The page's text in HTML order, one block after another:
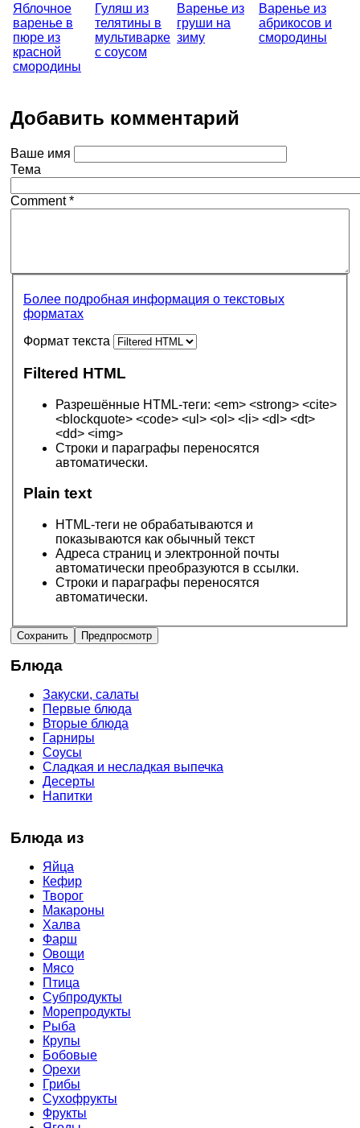
Яблочное
варенье в
пюре из
красной
смородины
Гуляш из
телятины в
мультиварке
с соусом
Варенье из
груши на
зиму
Варенье из
абрикосов и
смородины
Добавить комментарий
Ваше имя
Тема
Comment*
Более подробная информация о текстовых
форматах
Формат текста
Filtered HTML
Разрешённые HTML-теги: <em> <strong> <cite>
<blockquote> <code> <ul> <ol> <li> <dl> <dt>
<dd> <img>
Строки и параграфы переносятся
автоматически.
Plain text
HTML-теги не обрабатываются и
показываются как обычный текст
Адреса страниц и электронной почты
автоматически преобразуются в ссылки.
Строки и параграфы переносятся
автоматически.
Блюда
Закуски, салаты
Первые блюда
Вторые блюда
Гарниры
Соусы
Сладкая и несладкая выпечка
Десерты
Напитки
Блюда из
Яйца
Кефир
Творог
Макароны
Халва
Фарш
Овощи
Мясо
Птица
Субпродукты
Морепродукты
Рыба
Крупы
Бобовые
Орехи
Грибы
Сухофрукты
Фрукты